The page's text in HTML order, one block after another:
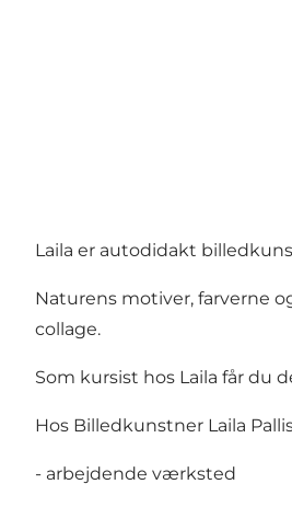
Laila er autodidakt
Naturens motiver, farverne
collage.
Som kursist hos Laila får du
Hos Billedkunstner Laila
- arbejdende værksted